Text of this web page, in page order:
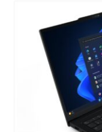
21U2002SGE
Menge